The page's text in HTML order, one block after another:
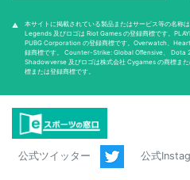
warning
本サイトに掲載されている製品またはサービス等の名称
Legends 及びロゴは Riot Games の登録商標です。
PUBG Corporation の登録商標です。Overwatch、
録商標です。 Counter-Strike: Global Oﬀensive、 Dota
Shadowverse 及びロゴは株式会社 Cygames の商標ま
標または登録商標です。
公式ツイッター 公式